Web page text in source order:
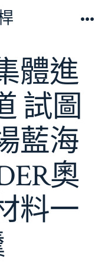
體進
試圖
藍海
奧
料一